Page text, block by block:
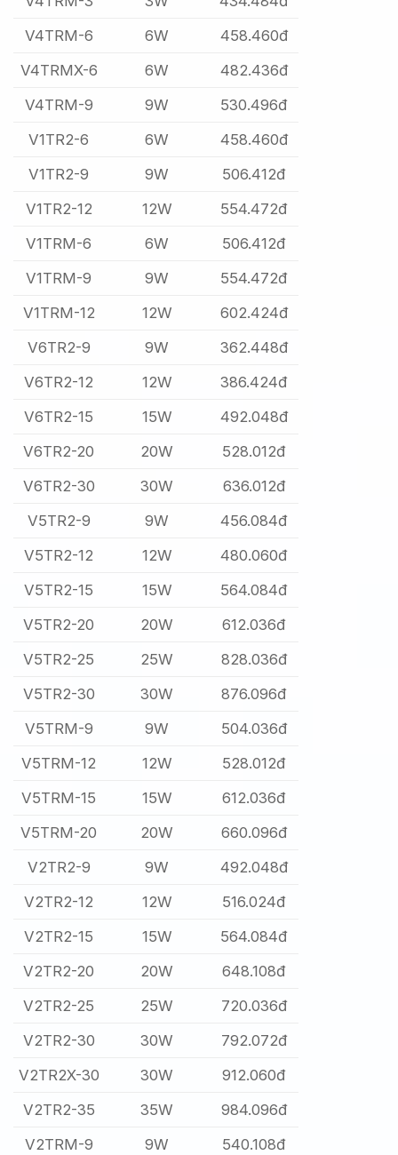
V4TRM-6
6W
458.460đ
V4TRMX-6
6W
482.436đ
V4TRM-9
9W
530.496đ
V1TR2-6
6W
458.460đ
V1TR2-9
9W
506.412đ
V1TR2-12
12W
554.472đ
V1TRM-6
6W
506.412đ
V1TRM-9
9W
554.472đ
V1TRM-12
12W
602.424đ
V6TR2-9
9W
362.448đ
V6TR2-12
12W
386.424đ
V6TR2-15
15W
492.048đ
V6TR2-20
20W
528.012đ
V6TR2-30
30W
636.012đ
V5TR2-9
9W
456.084đ
V5TR2-12
12W
480.060đ
V5TR2-15
15W
564.084đ
V5TR2-20
20W
612.036đ
V5TR2-25
25W
828.036đ
V5TR2-30
30W
876.096đ
V5TRM-9
9W
504.036đ
V5TRM-12
12W
528.012đ
V5TRM-15
15W
612.036đ
V5TRM-20
20W
660.096đ
V2TR2-9
9W
492.048đ
V2TR2-12
12W
516.024đ
V2TR2-15
15W
564.084đ
V2TR2-20
20W
648.108đ
V2TR2-25
25W
720.036đ
V2TR2-30
30W
792.072đ
V2TR2X-30
30W
912.060đ
V2TR2-35
35W
984.096đ
V2TRM-9
9W
540.108đ